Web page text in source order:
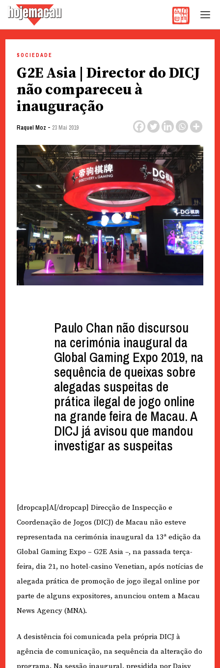
content
SOCIEDADE
G2E Asia | Director do DICJ
não compareceu à
inauguração
Raquel Moz - 23 Mai 2019
Paulo Chan não discursou
na cerimónia inaugural da
Global Gaming Expo 2019, na
sequência de queixas sobre
alegadas suspeitas de
prática ilegal de jogo online
na grande feira de Macau. A
DICJ já avisou que mandou
investigar as suspeitas
[dropcap]A[/dropcap] Direcção de Inspecção e
Coordenação de Jogos (DICJ) de Macau não esteve
representada na cerimónia inaugural da 13ª edição da
Global Gaming Expo – G2E Asia –, na passada terça-
feira, dia 21, no hotel-casino Venetian, após notícias de
alegada prática de promoção de jogo ilegal online por
parte de alguns expositores, anunciou ontem a Macau
News Agency (MNA).
A desistência foi comunicada pela própria DICJ à
agência de comunicação, na sequência da alteração do